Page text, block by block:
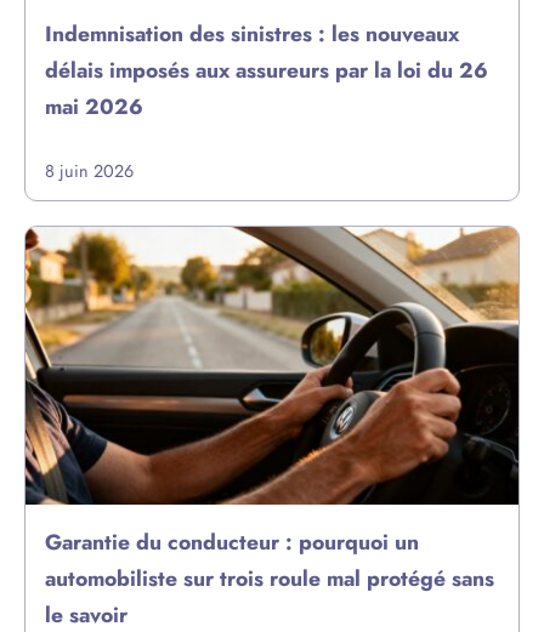
Indemnisation des sinistres : les nouveaux
délais imposés aux assureurs par la loi du 26
mai 2026
8 juin 2026
Garantie du conducteur : pourquoi un
automobiliste sur trois roule mal protégé sans
le savoir